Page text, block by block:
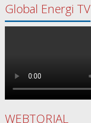
Global Energi TV
WEBTORIAL